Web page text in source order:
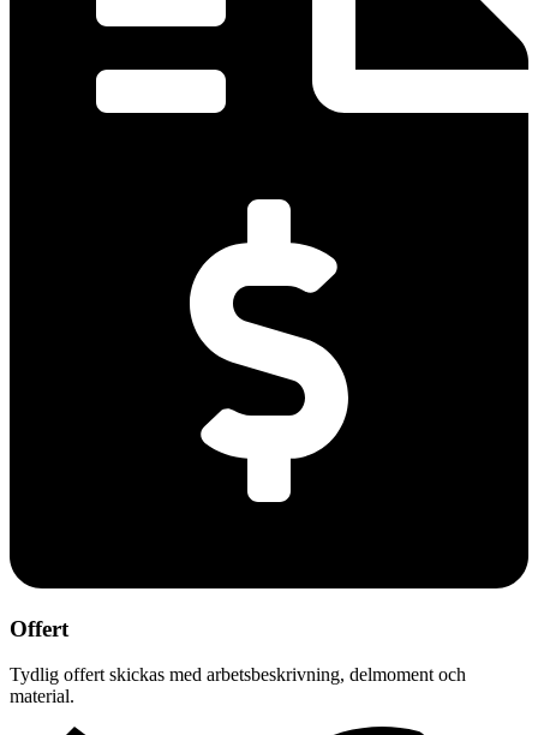
Offert
Tydlig offert skickas med arbetsbeskrivning, delmoment och
material.